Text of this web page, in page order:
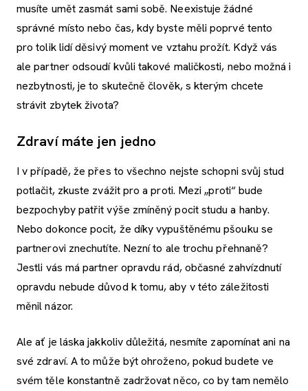
musíte umět zasmát sami sobě. Neexistuje žádné
správné místo nebo čas, kdy byste měli poprvé tento
pro tolik lidí děsivý moment ve vztahu prožít. Když vás
ale partner odsoudí kvůli takové maličkosti, nebo možná i
nezbytnosti, je to skutečně člověk, s kterým chcete
strávit zbytek života?
Zdraví máte jen jedno
I v případě, že přes to všechno nejste schopni svůj stud
potlačit, zkuste zvážit pro a proti. Mezi „proti“ bude
bezpochyby patřit výše zmíněný pocit studu a hanby.
Nebo dokonce pocit, že díky vypuštěnému pšouku se
partnerovi znechutíte. Nezní to ale trochu přehnaně?
Jestli vás má partner opravdu rád, občasné zahvízdnutí
opravdu nebude důvod k tomu, aby v této záležitosti
měnil názor.
Ale ať je láska jakkoliv důležitá, nesmíte zapomínat ani na
své zdraví. A to může být ohroženo, pokud budete ve
svém těle konstantně zadržovat něco, co by tam nemělo